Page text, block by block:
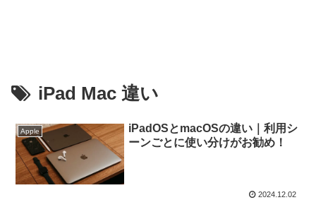
iPad Mac 違い
Apple
iPadOSとmacOSの違い｜利用シ
ーンごとに使い分けがお勧め！
2024.12.02